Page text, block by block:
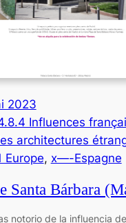
2023
Influences
architectures
Europe, x—-Espagne
Santa Bárbara
notorio de la influencia